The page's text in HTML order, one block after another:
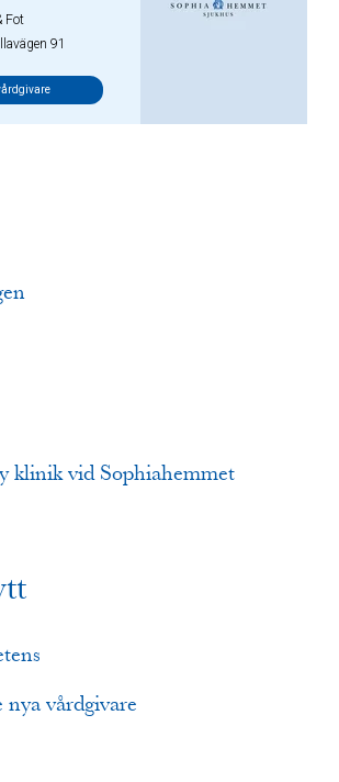
Fot
91
klinik vid Sophiahemmet
vårdgivare